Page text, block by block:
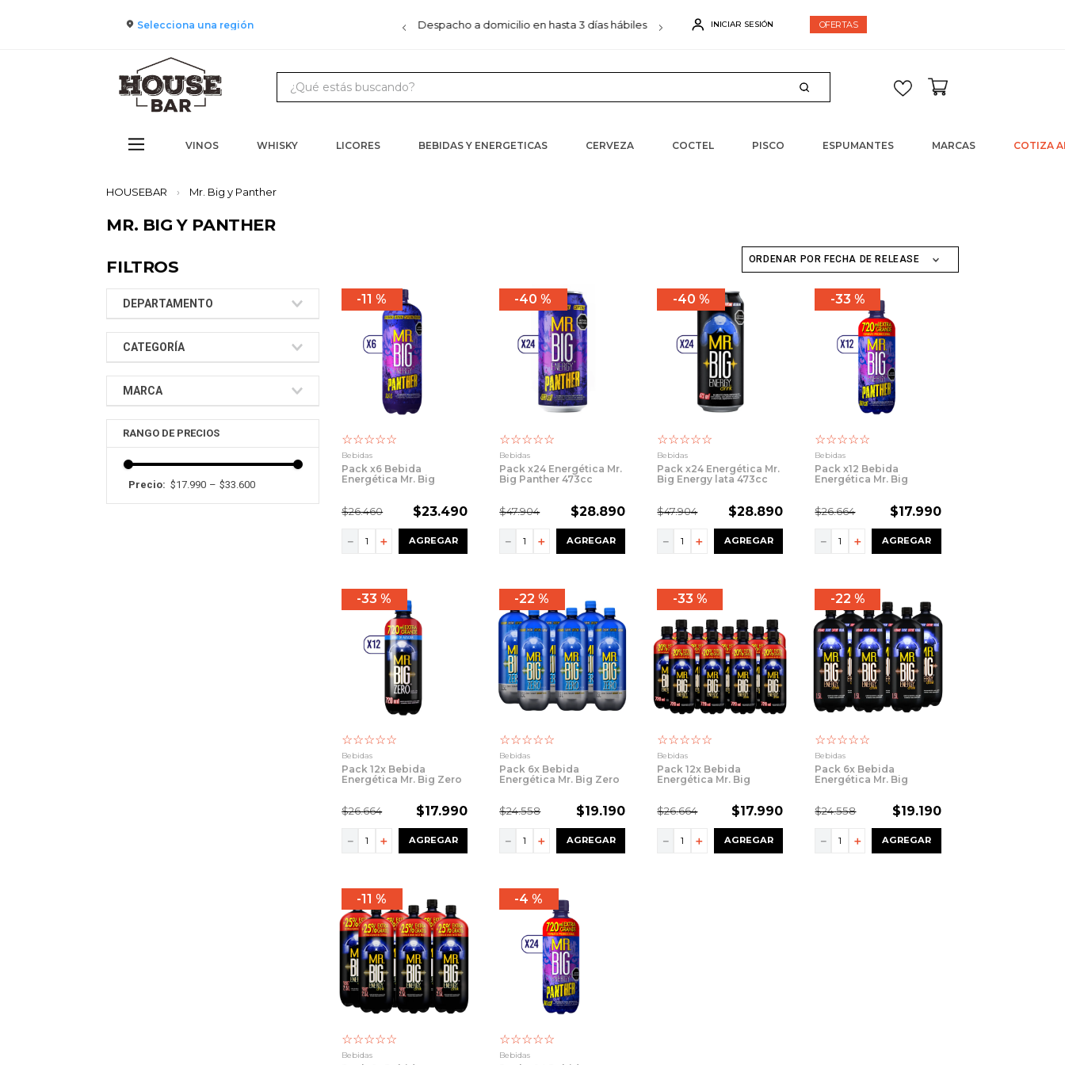
Selecciona una región
Despacho gratis en compras sobre $60.000 Despacho a domicilio en hasta 3 días hábiles Despacho gratis en compras sobre $60.000
OFERTAS
¿Qué estás buscando?
1
cervezas
7.
whisky
8.
ron
9.
packs
10
VINOS WHISKY LICORES BEBIDAS Y ENERGETICAS CERVEZA COCTEL PISCO ESPUMANTES MARCAS COTIZA
Mr. Big y Panther
MR. BIG Y PANTHER
FILTROS
DEPARTAMENTO
Bebidas
CATEGORÍA
Energeticas
MARCA
Mr Big
$17.990 – $33.600
ORDENAR POR FECHA DE RELEASE
11 %
☆☆☆☆☆
Bebidas
Pack x6 Bebida
Energética Mr. Big
Panther 2.000cc
$26.460 $23.490
＋
－ AGREGAR
40 %
☆☆☆☆☆
Bebidas
Pack x24 Energética Mr.
Big Panther 473cc
$47.904 $28.890
＋
－ AGREGAR
40 %
☆☆☆☆☆
Bebidas
Pack x24 Energética Mr.
Big Energy lata 473cc
$47.904 $28.890
＋
－ AGREGAR
33 %
☆☆☆☆☆
Bebidas
Pack x12 Bebida
Energética Mr. Big
Panther 720cc
$26.664 $17.990
＋
－ AGREGAR
33 %
☆☆☆☆☆
Bebidas
Pack 12x Bebida
Energética Mr. Big Zero
720cc
$26.664 $17.990
＋
－ AGREGAR
22 %
☆☆☆☆☆
Bebidas
Pack 6x Bebida
Energética Mr. Big Zero
1500cc
$24.558 $19.190
＋
－ AGREGAR
33 %
☆☆☆☆☆
Bebidas
Pack 12x Bebida
Energética Mr. Big
720cc
$26.664 $17.990
＋
－ AGREGAR
22 %
☆☆☆☆☆
Bebidas
Pack 6x Bebida
Energética Mr. Big
1500cc
$24.558 $19.190
＋
－ AGREGAR
11 %
☆☆☆☆☆
Bebidas
4 %
☆☆☆☆☆
Bebidas